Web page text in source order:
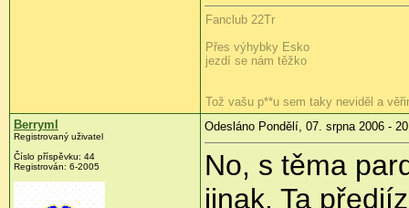
Fanclub 22Tr
Přes výhybky Esko
jezdí se nám těžko
Tož vašu p**u sem taky neviděl a
Berryml
Registrovaný uživatel
Číslo příspěvku: 44
Registrován: 6-2005
Odesláno Pondělí, 07. srpna 2006 -
No, s těma
jinak. Ta